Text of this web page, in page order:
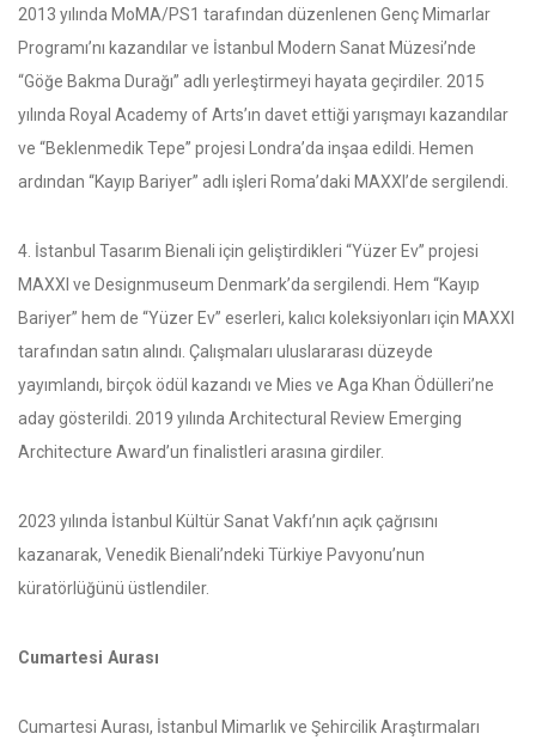
2013 yılında MoMA/PS1 tarafından düzenlenen Genç Mimarlar
Programı’nı kazandılar ve İstanbul Modern Sanat Müzesi’nde
“Göğe Bakma Durağı” adlı yerleştirmeyi hayata geçirdiler. 2015
yılında Royal Academy of Arts’ın davet ettiği yarışmayı kazandılar
ve “Beklenmedik Tepe” projesi Londra’da inşaa edildi. Hemen
ardından “Kayıp Bariyer” adlı işleri Roma’daki MAXXI’de sergilendi.
4. İstanbul Tasarım Bienali için geliştirdikleri “Yüzer Ev” projesi
MAXXI ve Designmuseum Denmark’da sergilendi. Hem “Kayıp
Bariyer” hem de “Yüzer Ev” eserleri, kalıcı koleksiyonları için MAXXI
tarafından satın alındı. Çalışmaları uluslararası düzeyde
yayımlandı, birçok ödül kazandı ve Mies ve Aga Khan Ödülleri’ne
aday gösterildi. 2019 yılında Architectural Review Emerging
Architecture Award’un finalistleri arasına girdiler.
2023 yılında İstanbul Kültür Sanat Vakfı’nın açık çağrısını
kazanarak, Venedik Bienali’ndeki Türkiye Pavyonu’nun
küratörlüğünü üstlendiler.
Cumartesi Aurası
Cumartesi Aurası, İstanbul Mimarlık ve Şehircilik Araştırmaları